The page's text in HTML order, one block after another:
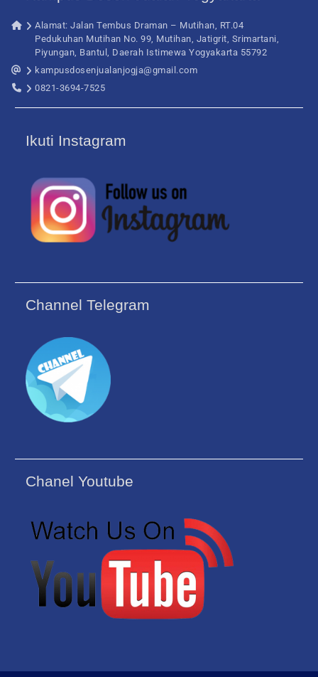
Alamat: Jalan Tembus Draman – Mutihan, RT.04
Pedukuhan Mutihan No. 99, Mutihan, Jatigrit, Srimartani,
Piyungan, Bantul, Daerah Istimewa Yogyakarta 55792
kampusdosenjualanjogja@gmail.com
0821-3694-7525
Ikuti Instagram
Channel Telegram
Chanel Youtube